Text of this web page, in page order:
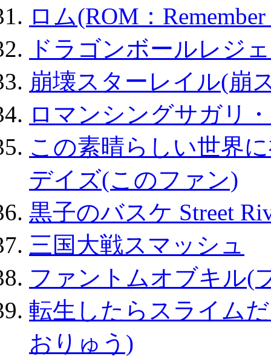
ロム(ROM：
ドラゴンボールレジ
崩壊スターレイル(崩
ロマンシングサガリ
この素晴らしい世界
デイズ(このファン)
黒子のバスケ Street
三国大戦スマッシュ
ファントムオブキル(
転生したらスライム
おりゅう)